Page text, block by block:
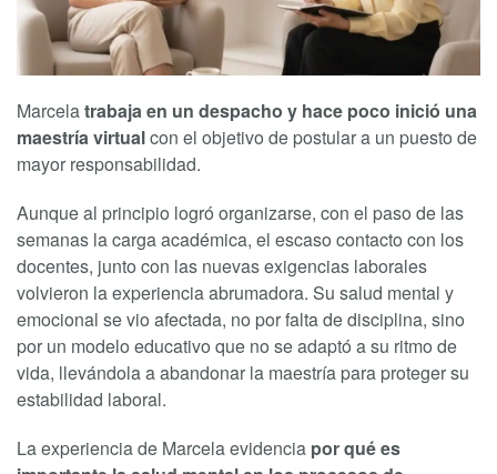
Marcelatrabaja en un despacho y hace poco inició una
maestría virtualcon el objetivo de postular a un puesto de
mayor responsabilidad.
Aunque al principio logró organizarse, con el paso de las
semanas la carga académica, el escaso contacto con los
docentes, junto con las nuevas exigencias laborales
volvieron la experiencia abrumadora. Su salud mental y
emocional se vio afectada, no por falta de disciplina, sino
por un modelo educativo que no se adaptó a su ritmo de
vida, llevándola a abandonar la maestría para proteger su
estabilidad laboral.
La experiencia de Marcela evidencia por qué es